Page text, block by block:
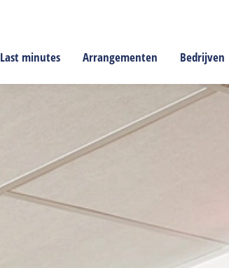
Last minutes Arrangementen Bedrijven